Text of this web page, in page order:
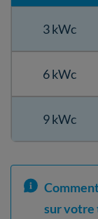
3 kWc
6 kWc
9 kWc
sur votre